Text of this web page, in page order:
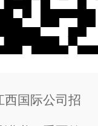
西国际公司招